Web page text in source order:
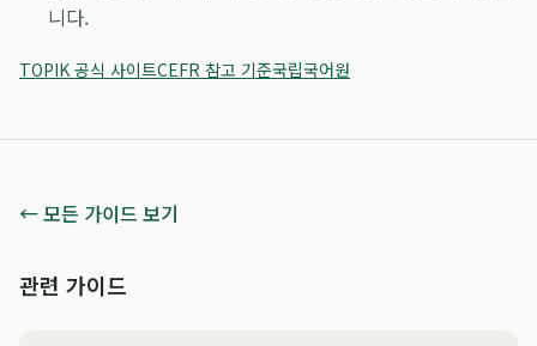
니다.
TOPIK 공식 사이트CEFR 참고 기준국립국어원
← 모든 가이드 보기
관련 가이드